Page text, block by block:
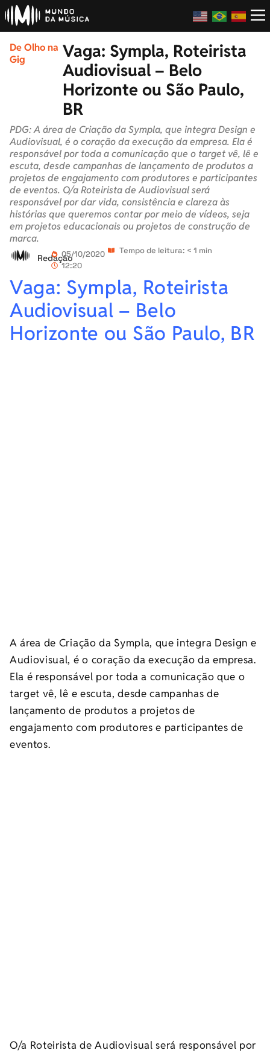
De Olho na
Gig
Vaga: Sympla, Roteirista
Audiovisual – Belo
Horizonte ou São Paulo,
BR
PDG: A área de Criação da Sympla, que integra Design e
Audiovisual, é o coração da execução da empresa. Ela é
responsável por toda a comunicação que o target vê, lê e
escuta, desde campanhas de lançamento de produtos a
projetos de engajamento com produtores e participantes
de eventos. O/a Roteirista de Audiovisual será
responsável por dar vida, consistência e clareza às
histórias que queremos contar por meio de vídeos, seja
em projetos educacionais ou projetos de construção de
marca.
Redação05/10/2020
12:20
Tempo de leitura: < 1 min
Vaga: Sympla, Roteirista
Audiovisual – Belo
Horizonte ou São Paulo, BR
A área de Criação da Sympla, que integra Design e
Audiovisual, é o coração da execução da empresa.
Ela é responsável por toda a comunicação que o
target vê, lê e escuta, desde campanhas de
lançamento de produtos a projetos de
engajamento com produtores e participantes de
eventos.
O/a Roteirista de Audiovisual será responsável por